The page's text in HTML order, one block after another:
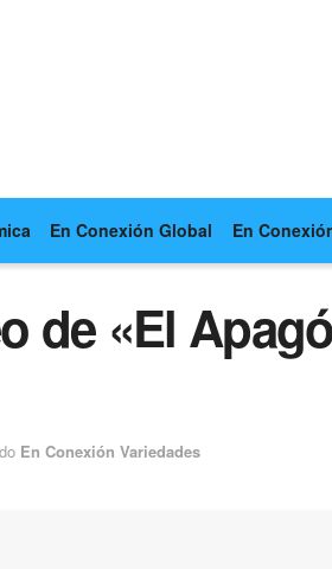
En Conexión Global En
de «El
En Conexión Variedades